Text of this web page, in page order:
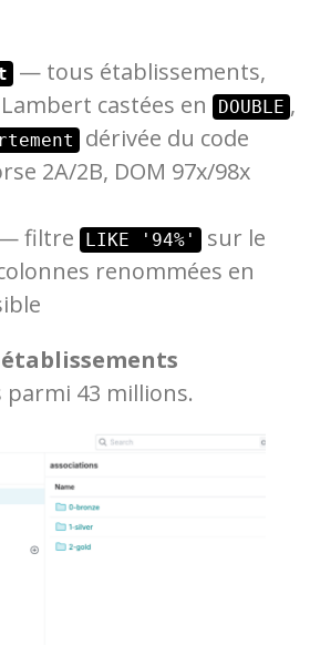
— tous établissements,
castées en
DOUBLE ,
dérivée du code
2A/2B, DOM 97x/98x
filtre LIKE '94%'
sur le
renommées en
établissements
parmi 43 millions.